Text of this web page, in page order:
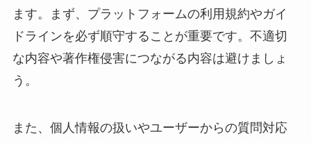
ます。まず、プラットフォームの利用規約やガイ
ドラインを必ず順守することが重要です。不適切
な内容や著作権侵害につながる内容は避けましょ
う。
また、個人情報の扱いやユーザーからの質問対応